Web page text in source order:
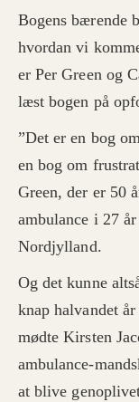
Bogens bærende
hvordan vi
er Per Green og
læst bogen på
”Det er en bog
en bog om
Green, der er 50
ambulance i 27
Nordjylland.
Og det kunne
knap halvandet
mødte Kirsten
ambulance-
at blive